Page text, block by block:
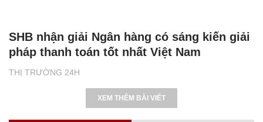
THỊ TRƯỜNG 24H
SHB nhận giải Ngân hàng có sáng kiến giải
pháp thanh toán tốt nhất Việt Nam
XEM THÊM BÀI VIẾT